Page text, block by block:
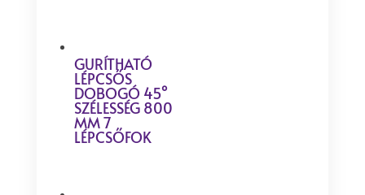
GURÍTHATÓ
LÉPCSŐS
DOBOGÓ 45°
SZÉLESSÉG 800
MM 7
LÉPCSŐFOK